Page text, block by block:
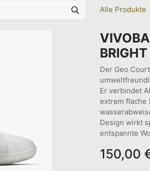
Alle Produkte
Der Geo
Er verbindet
extrem flache
Design wirkt
entspannte
150,00